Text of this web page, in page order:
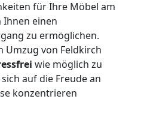
für Ihre Möbel am
Ihnen einen
zu ermöglichen.
Umzug von Feldkirch
wie möglich zu
auf die Freude an
konzentrieren